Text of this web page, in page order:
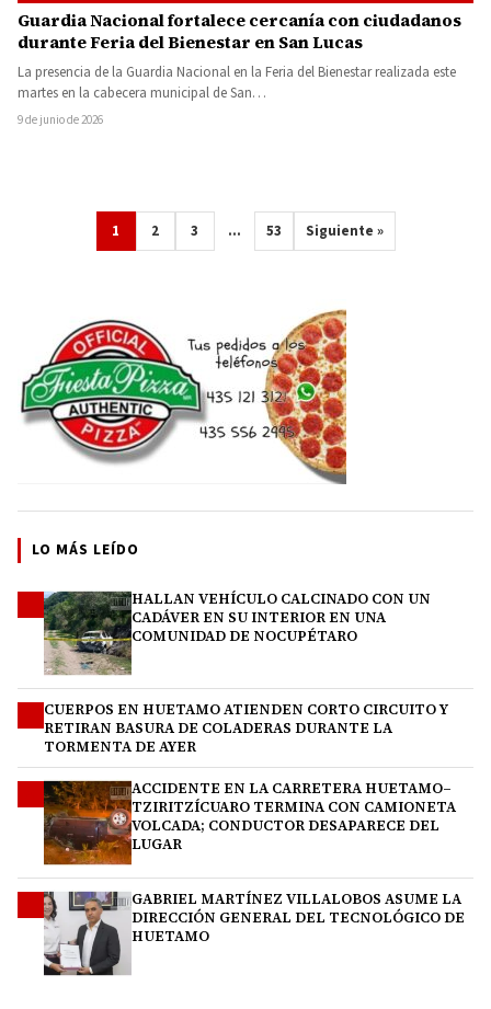
Guardia Nacional fortalece cercanía con ciudadanos
durante Feria del Bienestar en San Lucas
La presencia de la Guardia Nacional en la Feria del Bienestar realizada este
martes en la cabecera municipal de San…
9 de junio de 2026
1 2 3 … 53 Siguiente »
LO MÁS LEÍDO
HALLAN VEHÍCULO CALCINADO CON UN
CADÁVER EN SU INTERIOR EN UNA
COMUNIDAD DE NOCUPÉTARO
CUERPOS EN HUETAMO ATIENDEN CORTO CIRCUITO Y
RETIRAN BASURA DE COLADERAS DURANTE LA
TORMENTA DE AYER
ACCIDENTE EN LA CARRETERA HUETAMO–
TZIRITZÍCUARO TERMINA CON CAMIONETA
VOLCADA; CONDUCTOR DESAPARECE DEL
LUGAR
GABRIEL MARTÍNEZ VILLALOBOS ASUME LA
DIRECCIÓN GENERAL DEL TECNOLÓGICO DE
HUETAMO